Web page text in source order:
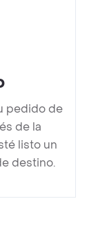
pedido de
de la
listo un
destino.